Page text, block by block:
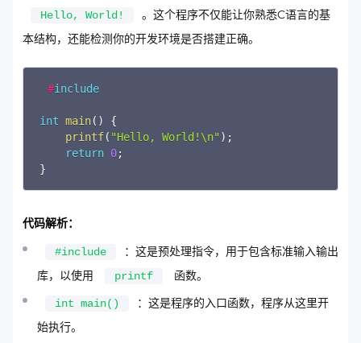
Hello, World!
。这个程序不仅能让你熟悉C语言的基
本结构，还能检测你的开发环境是否搭建正确。
#include
int main( )
{
printf( "Hello, World!\n" ) ;
return
0;
}
代码解析：
#include
：这是预处理指令，用于包含标准输入输出
库，以使用
printf 函数。
int main()
：这是程序的入口函数，程序从这里开
始执行。